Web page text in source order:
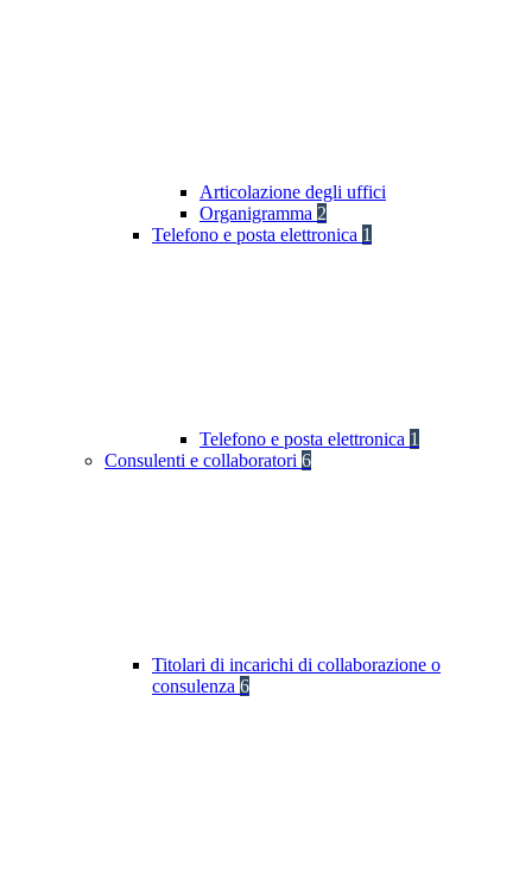
Articolazione degli uffici
Organigramma 2
Telefono e posta elettronica 1
Telefono e posta elettronica 1
Consulenti e collaboratori 6
Titolari di incarichi di collaborazione o
consulenza 6